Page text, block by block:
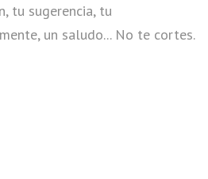
tu sugerencia, tu
un saludo... No te cortes.